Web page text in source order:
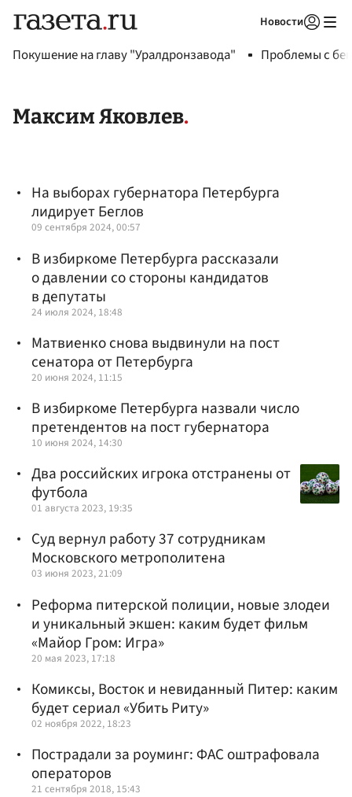
Новости
Покушение на главу "Уралдронзавода" Проблемы с
Максим Яковлев
На выборах губернатора Петербурга
лидирует Беглов
09 сентября 2024, 00:57
В избиркоме Петербурга рассказали
о давлении со стороны кандидатов
в депутаты
24 июля 2024, 18:48
Матвиенко снова выдвинули на пост
сенатора от Петербурга
20 июня 2024, 11:15
В избиркоме Петербурга назвали число
претендентов на пост губернатора
10 июня 2024, 14:30
Два российских игрока отстранены от
футбола
01 августа 2023, 19:35
Суд вернул работу 37 сотрудникам
Московского метрополитена
03 июня 2023, 21:09
Реформа питерской полиции, новые злодеи
и уникальный экшен: каким будет фильм
«Майор Гром: Игра»
20 мая 2023, 17:18
Комиксы, Восток и невиданный Питер: каким
будет сериал «Убить Риту»
02 ноября 2022, 18:23
Пострадали за роуминг: ФАС оштрафовала
операторов
21 сентября 2018, 15:43